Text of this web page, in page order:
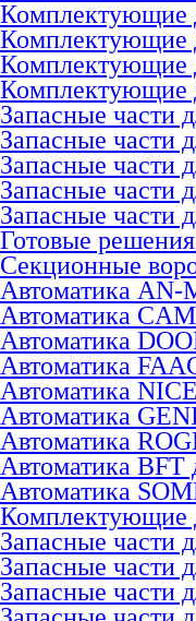
Комплектующие
Комплектующие
Комплектующие
Комплектующие
Запасные части
Запасные части
Запасные части
Запасные части
Запасные части
Готовые
Секционные
Автоматика AN-
Автоматика
Автоматика
Автоматика
Автоматика
Автоматика
Автоматика
Автоматика BFT
Автоматика
Комплектующие
Запасные части
Запасные части
Запасные части